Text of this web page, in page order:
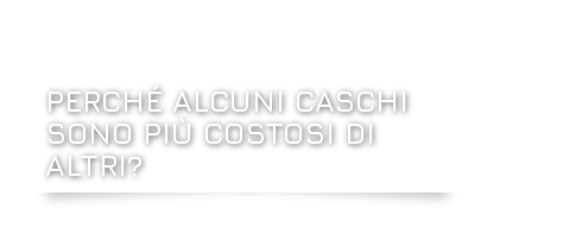
PERCHÉ ALCUNI CASCHI
SONO PIÙ COSTOSI DI
ALTRI?